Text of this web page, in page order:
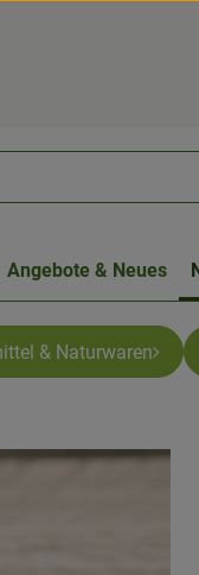
Angebote & Neues
& Naturwaren